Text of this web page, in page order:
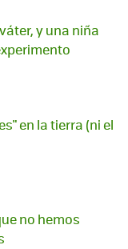
y una niña
en la tierra (ni el
no hemos